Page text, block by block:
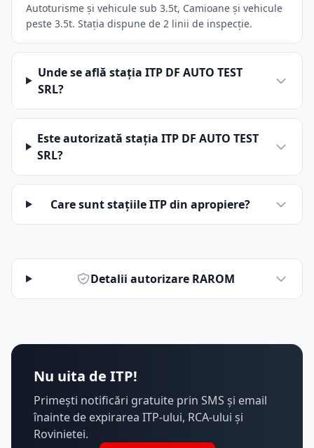
Autoturisme și vehicule sub 3.5t, Camioane și vehicule
peste 3.5t. Stația dispune de 2 linii de inspecție.
Unde se află stația ITP DF AUTO TEST
SRL?
Este autorizată stația ITP DF AUTO TEST
SRL?
Care sunt stațiile ITP din apropiere?
Detalii autorizare RAROM
Nu uita de ITP!
Primești notificări gratuite prin SMS și email
înainte de expirarea ITP-ului, RCA-ului și
Rovinietei.